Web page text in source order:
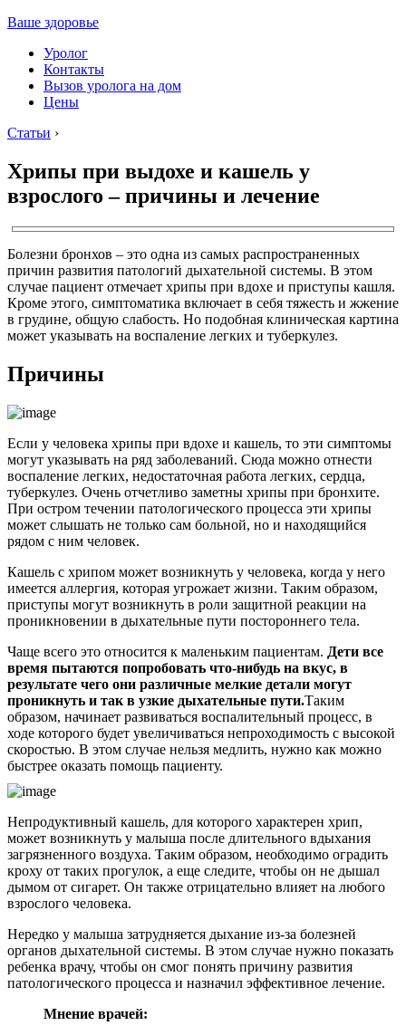
Ваше здоровье
Уролог
Контакты
Вызов уролога на дом
Цены
Статьи ›
Хрипы при выдохе и кашель у
взрослого – причины и лечение
Болезни бронхов – это одна из самых распространенных
причин развития патологий дыхательной системы. В этом
случае пациент отмечает хрипы при вдохе и приступы кашля.
Кроме этого, симптоматика включает в себя тяжесть и жжение
в грудине, общую слабость. Но подобная клиническая картина
может указывать на воспаление легких и туберкулез.
Причины
Если у человека хрипы при вдохе и кашель, то эти симптомы
могут указывать на ряд заболеваний. Сюда можно отнести
воспаление легких, недостаточная работа легких, сердца,
туберкулез. Очень отчетливо заметны хрипы при бронхите.
При остром течении патологического процесса эти хрипы
может слышать не только сам больной, но и находящийся
рядом с ним человек.
Кашель с хрипом может возникнуть у человека, когда у него
имеется аллергия, которая угрожает жизни. Таким образом,
приступы могут возникнуть в роли защитной реакции на
проникновении в дыхательные пути постороннего тела.
Чаще всего это относится к маленьким пациентам. Дети все
время пытаются попробовать что-нибудь на вкус, в
результате чего они различные мелкие детали могут
проникнуть и так в узкие дыхательные пути.Таким
образом, начинает развиваться воспалительный процесс, в
ходе которого будет увеличиваться непроходимость с высокой
скоростью. В этом случае нельзя медлить, нужно как можно
быстрее оказать помощь пациенту.
Непродуктивный кашель, для которого характерен хрип,
может возникнуть у малыша после длительного вдыхания
загрязненного воздуха. Таким образом, необходимо оградить
кроху от таких прогулок, а еще следите, чтобы он не дышал
дымом от сигарет. Он также отрицательно влияет на любого
взрослого человека.
Нередко у малыша затрудняется дыхание из-за болезней
органов дыхательной системы. В этом случае нужно показать
ребенка врачу, чтобы он смог понять причину развития
патологического процесса и назначил эффективное лечение.
Мнение врачей: